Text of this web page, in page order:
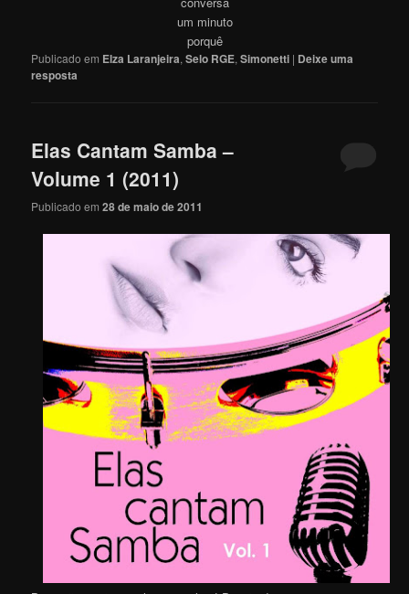
um minuto
porquê
Publicado em Elza Laranjeira,Selo RGE,Simonetti | Deixe uma
resposta
Elas Cantam Samba –
Volume 1 (2011)
Publicado em28 de maio de 2011